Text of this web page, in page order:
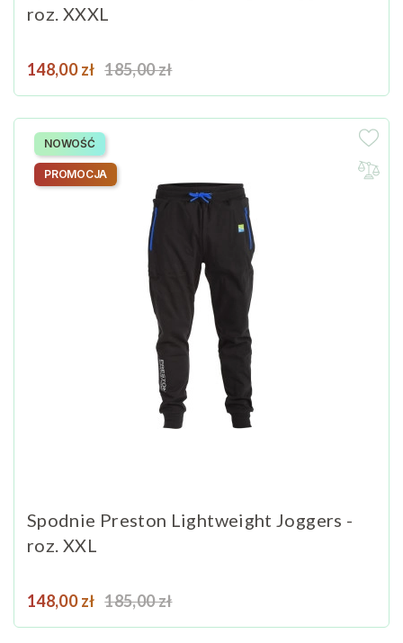
roz. XXXL
Cena
148,00 zł Cena podstawowa
185,00 zł
Spodnie Preston Lightweight Joggers -
roz. XXL
Cena
148,00 zł Cena podstawowa
185,00 zł
NOWOŚĆ
PROMOCJA